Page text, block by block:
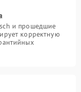
и прошедшие
корректную